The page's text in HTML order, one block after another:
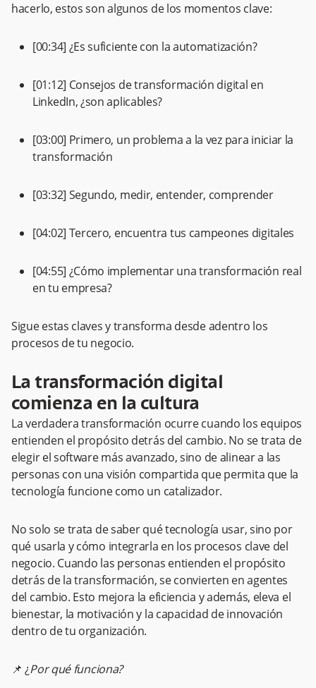
hacerlo, estos son algunos de los momentos clave:
[00:34] ¿Es suficiente con la automatización?
[01:12] Consejos de transformación digital en
LinkedIn, ¿son aplicables?
[03:00] Primero, un problema a la vez para iniciar la
transformación
[03:32] Segundo, medir, entender, comprender
[04:02] Tercero, encuentra tus campeones digitales
[04:55] ¿Cómo implementar una transformación real
en tu empresa?
Sigue estas claves y transforma desde adentro los
procesos de tu negocio.
La transformación digital
comienza en la cultura
La verdadera transformación ocurre cuando los equipos
entienden el propósito detrás del cambio. No se trata de
elegir el software más avanzado, sino de alinear a las
personas con una visión compartida que permita que la
tecnología funcione como un catalizador.
No solo se trata de saber qué tecnología usar, sino por
qué usarla y cómo integrarla en los procesos clave del
negocio. Cuando las personas entienden el propósito
detrás de la transformación, se convierten en agentes
del cambio. Esto mejora la eficiencia y además, eleva el
bienestar, la motivación y la capacidad de innovación
dentro de tu organización.
📌 ¿Por qué funciona?